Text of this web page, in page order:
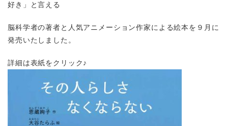
好き」と言える
脳科学者の著者と人気アニメーション作家による絵本を９月に
発売いたしました。
詳細は表紙をクリック♪